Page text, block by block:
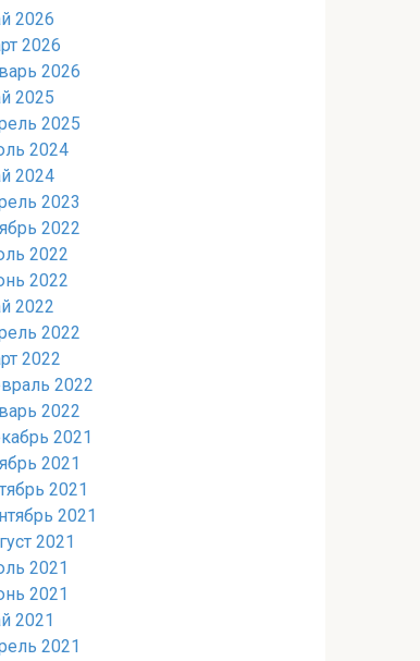
2026
2026
2026
2025
2025
2024
2024
2023
2022
2022
2022
2022
2022
2022
2022
2022
2021
2021
2021
2021
2021
2021
2021
2021
2021